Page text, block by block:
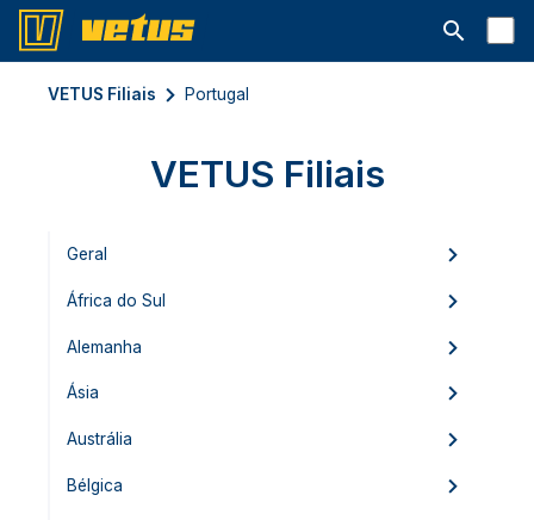
Abrir
VETUS Filiais Portugal
VETUS Filiais
Geral
África do Sul
Alemanha
Ásia
Austrália
Bélgica